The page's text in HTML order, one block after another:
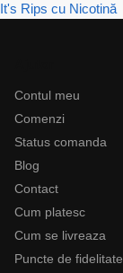
It's Rips cu Nicotină
Contul meu
Comenzi
Status comanda
Blog
Contact
Cum platesc
Cum se livreaza
Puncte de fidelitate